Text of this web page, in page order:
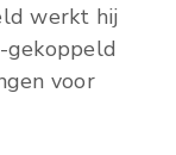
werkt hij
gekoppeld
voor